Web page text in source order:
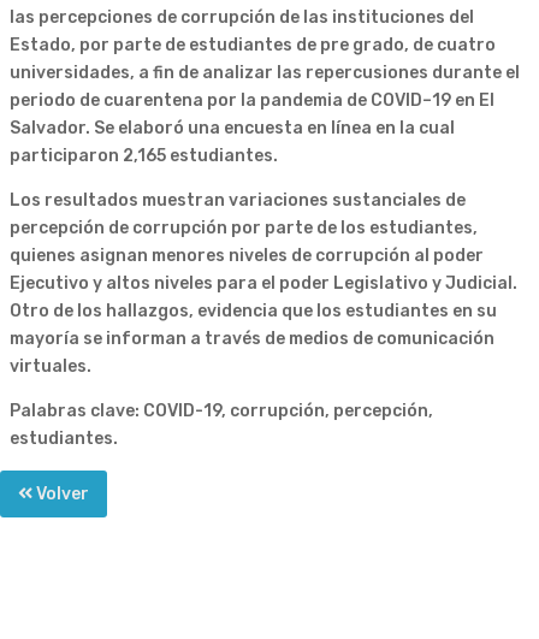
las percepciones de corrupción de las instituciones del
Estado, por parte de estudiantes de pre grado, de cuatro
universidades, a fin de analizar las repercusiones durante el
periodo de cuarentena por la pandemia de COVID–19 en El
Salvador. Se elaboró una encuesta en línea en la cual
participaron 2,165 estudiantes.
Los resultados muestran variaciones sustanciales de
percepción de corrupción por parte de los estudiantes,
quienes asignan menores niveles de corrupción al poder
Ejecutivo y altos niveles para el poder Legislativo y Judicial.
Otro de los hallazgos, evidencia que los estudiantes en su
mayoría se informan a través de medios de comunicación
virtuales.
Palabras clave: COVID-19, corrupción, percepción,
estudiantes.
Volver